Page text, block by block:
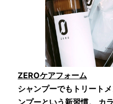
ZEROケアフォーム
シャンプーでもトリート